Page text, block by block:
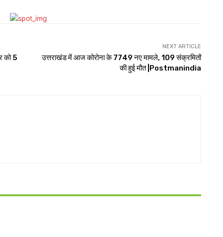
को 5
NEXT ARTICLE
उत्तराखंड में आज कोरोना के 7749 नए मामले, 109 संक्रमितों
की हुई मौत |Postmanindia